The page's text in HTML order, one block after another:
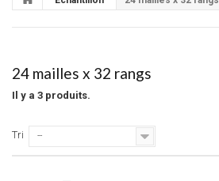
24 mailles x 32 rangs
Il y a 3 produits.
Tri --